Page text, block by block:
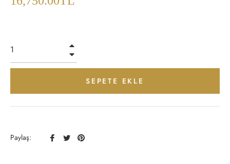
SEPETE EKLE
Paylaş:
Facebook
TwitterPinterest